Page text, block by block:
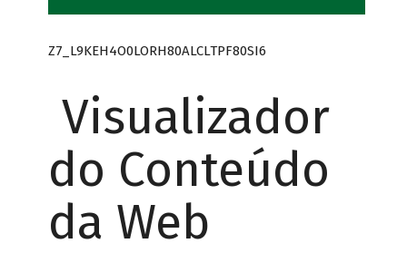
Z7_L9KEH4O0LORH80ALCLTPF80SI6
Visualizador
do Conteúdo
da Web